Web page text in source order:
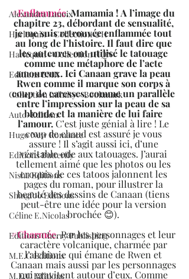
Alexandra Lanoix
Harlequin - Collection &H
Harlequin - Collection HQN
Editions BMR
Collection Infinity - Bookmark
Auto-Edition
Hugo New Romance
Editions Butterfly
Nisha Editions
Shingfoo Editions
Céline E.Nicolas
Editions Cherry Publishing
M.E.C Editions
M.E.C Editions
#Enflammée. Mamamia ! A l’image du
chapitre 23, débordant de sensualité,
je me suis retrouvée enflammée tout
au long de l’histoire. Il faut dire que
les auteures ont utilisé le tatouage
comme une métaphore de l’acte
amoureux. Ici Canaan grave la peau
Rwen comme il marque son corps à
coup de caresses, comme un parallèle
entre l’impression sur la peau de sa
blonde et la manière de lui faire
l’amour. C’est juste génial à lire ! Le
coup de chaud est assuré je vous
assure ! Il s’agit aussi ici, d’une
véritable ode aux tatouages. J’aurai
tellement aimé que les photos ou les
croquis de ces tatoos jalonnent les
pages du roman, pour illustrer la
beauté des dessins de Canaan (tiens
peut-être une idée pour la version
brochée 😊).
#Charmée. Par les personnages et leur
caractère volcanique, charmée par
l’alchimie qui émane de Rwen et
Canaan mais aussi par les personnages
qui gravitent autour d’eux. Comme